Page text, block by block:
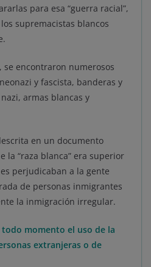
para esa “guerra racial”,
supremacistas blancos
se encontraron numerosos
y fascista, banderas y
armas blancas y
en un documento
la “raza blanca” era superior
perjudicaban a la gente
de personas inmigrantes
la inmigración irregular.
momento el uso de la
extranjeras o de